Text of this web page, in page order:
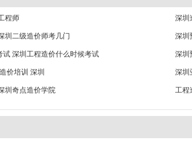
程师 深圳
圳二级造价师考几门 深圳
试 深圳工程造价什么时候考试 深圳
价培训 深圳 深圳
圳奇点造价学院 工程